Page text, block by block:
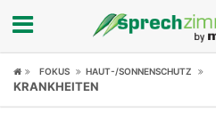
Fokus
FOKUS HAUT-/SONNENSCHUTZ
KRANKHEITEN